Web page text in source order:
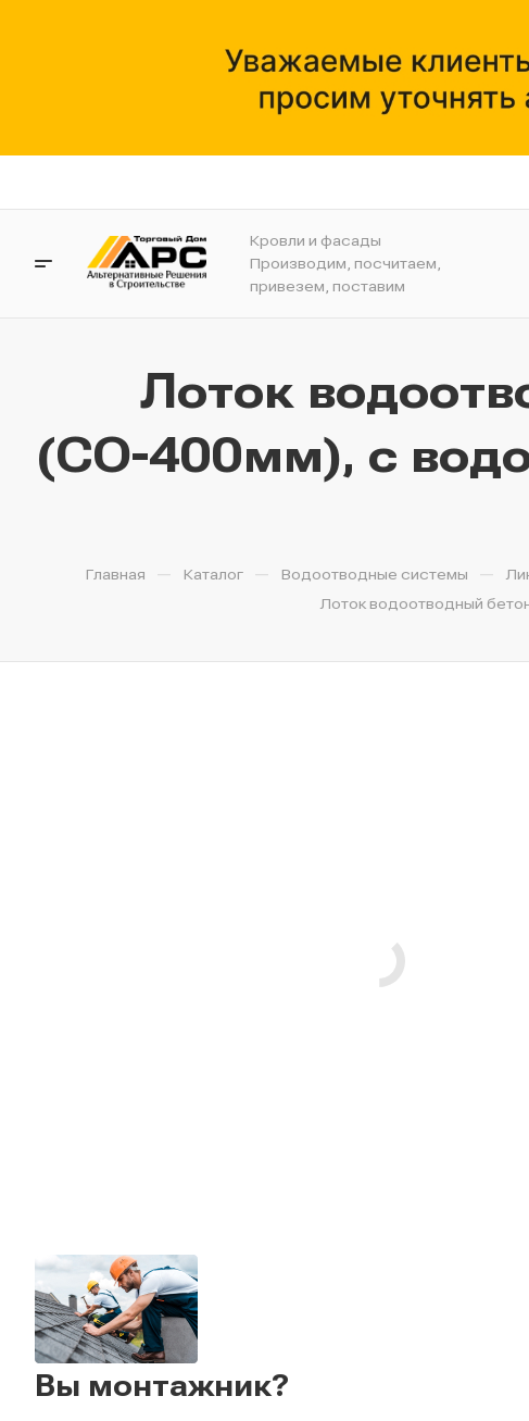
Кровли и фасады
Производим, посчитаем,
привезем, поставим
Лоток
(СО-400мм), с
Главная — Каталог — Водоотводные системы —
Лоток водоотводный
Вы монтажник?